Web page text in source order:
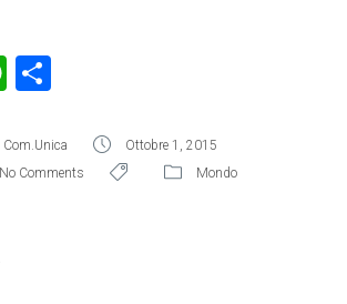
WhatsApp
Com.Unica
Ottobre 1, 2015
No Comments Mondo